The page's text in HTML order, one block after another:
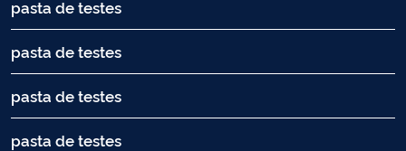
pasta de testes
pasta de testes
pasta de testes
pasta de testes